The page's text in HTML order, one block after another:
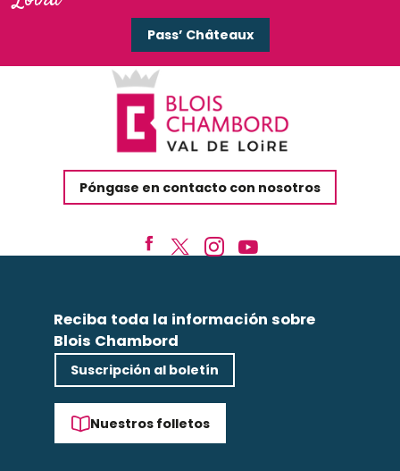
Pass’ Châteaux
Póngase en contacto con nosotros
Reciba toda la información sobre
Blois Chambord
Suscripción al boletín
Nuestros folletos